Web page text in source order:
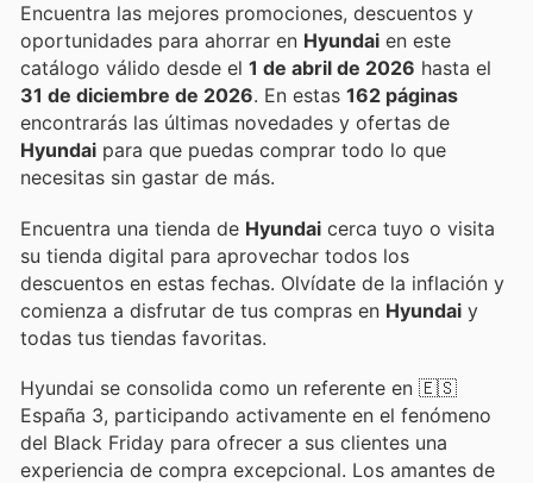
Encuentra las mejores promociones, descuentos y
oportunidades para ahorrar en Hyundai en este
catálogo válido desde el 1 de abril de 2026 hasta el
31 de diciembre de 2026 . En estas 162 páginas
encontrarás las últimas novedades y ofertas de
Hyundai para que puedas comprar todo lo que
necesitas sin gastar de más.
Encuentra una tienda de Hyundai cerca tuyo o visita
su tienda digital para aprovechar todos los
descuentos en estas fechas. Olvídate de la inflación y
comienza a disfrutar de tus compras en Hyundai y
todas tus tiendas favoritas.
Hyundai se consolida como un referente en 🇪🇸
España 3, participando activamente en el fenómeno
del Black Friday para ofrecer a sus clientes una
experiencia de compra excepcional. Los amantes de